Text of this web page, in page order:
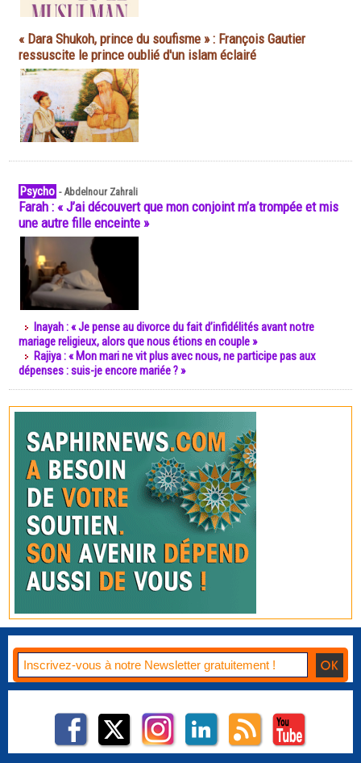
« Dara Shukoh, prince du soufisme » : François Gautier
ressuscite le prince oublié d'un islam éclairé
Psycho -Abdelnour Zahrali
Farah : « J’ai découvert que mon conjoint m’a trompée et mis
une autre fille enceinte »
Inayah : « Je pense au divorce du fait d’infidélités avant notre
mariage religieux, alors que nous étions en couple »
Rajiya : « Mon mari ne vit plus avec nous, ne participe pas aux
dépenses : suis-je encore mariée ? »